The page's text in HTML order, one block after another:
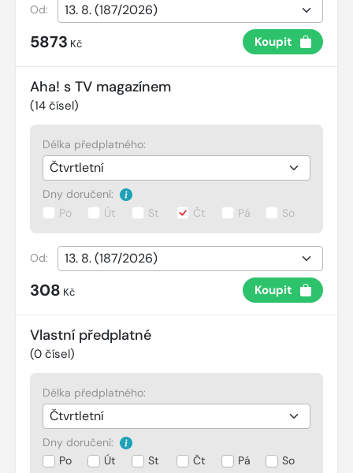
Od:
5873 Kč Koupit
Aha! s TV magazínem
(14 čísel)
Délka předplatného:
Dny doručení:
Po
Út St Čt Pá So
Od:
308 Kč Koupit
Vlastní předplatné
(0 čísel)
Délka předplatného:
Dny doručení:
Po
Út St Čt Pá So